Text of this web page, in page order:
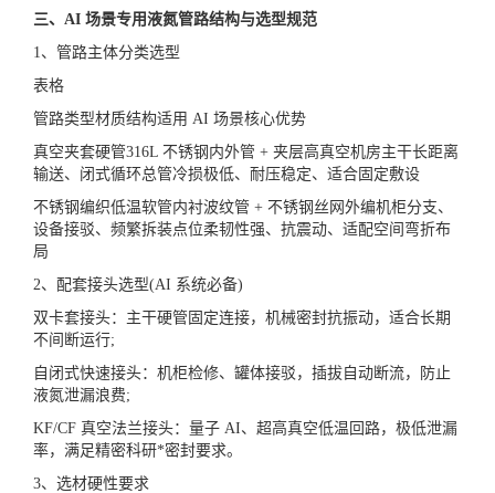
三、AI 场景专用液氮管路结构与选型规范
1、管路主体分类选型
表格
管路类型材质结构适用 AI 场景核心优势
真空夹套硬管316L 不锈钢内外管 + 夹层高真空机房主干长距离
输送、闭式循环总管冷损极低、耐压稳定、适合固定敷设
不锈钢编织低温软管内衬波纹管 + 不锈钢丝网外编机柜分支、
设备接驳、频繁拆装点位柔韧性强、抗震动、适配空间弯折布
局
2、配套接头选型(AI 系统必备)
双卡套接头：主干硬管固定连接，机械密封抗振动，适合长期
不间断运行;
自闭式快速接头：机柜检修、罐体接驳，插拔自动断流，防止
液氮泄漏浪费;
KF/CF 真空法兰接头：量子 AI、超高真空低温回路，极低泄漏
率，满足精密科研*密封要求。
3、选材硬性要求